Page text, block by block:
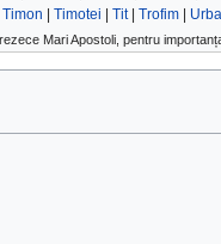
Timon Timotei Tit| Trofim|
Mari Apostoli, pentru